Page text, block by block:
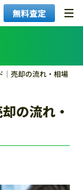
無料査定
｜売却の流れ・相場
の流れ・